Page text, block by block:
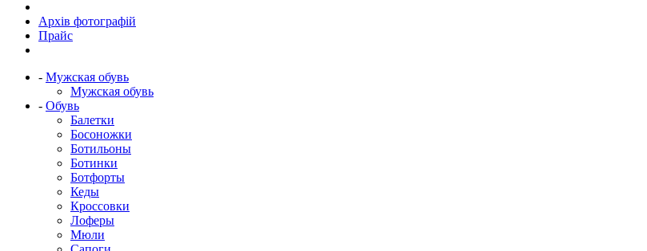
Архів фотографій
Прайс
- Мужская обувь
Мужская обувь
- Обувь
Балетки
Босоножки
Ботильоны
Ботинки
Ботфорты
Кеды
Кроссовки
Лоферы
Мюли